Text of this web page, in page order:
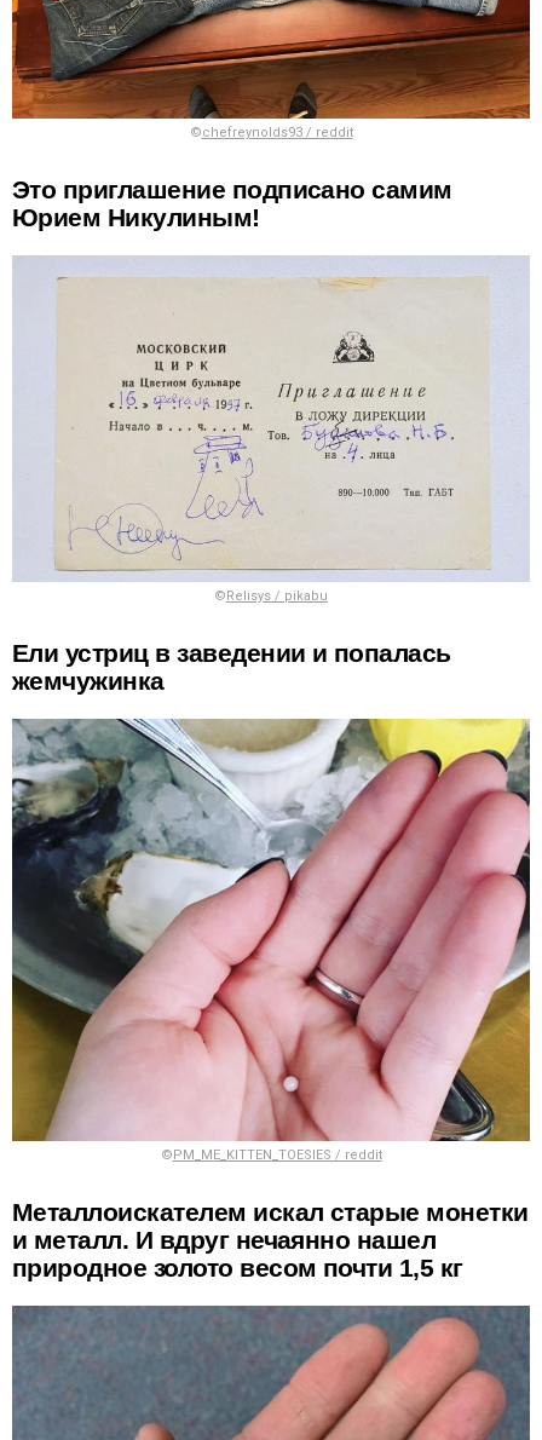
©chefreynolds93 / reddit
Это приглашение подписано самим
Юрием Никулиным!
©Relisys / pikabu
Ели устриц в заведении и попалась
жемчужинка
©PM_ME_KITTEN_TOESIES / reddit
Металлоискателем искал старые монетки
и металл. И вдруг нечаянно нашел
природное золото весом почти 1,5 кг